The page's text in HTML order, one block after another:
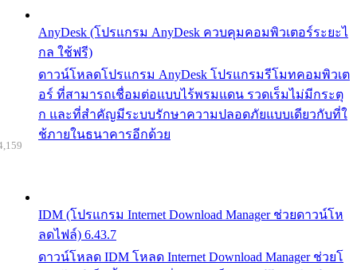
AnyDesk (โปรแกรม AnyDesk ควบคุมคอมพิวเตอร์ระยะไ
กล ใช้ฟรี)
ดาวน์โหลดโปรแกรม AnyDesk โปรแกรมรีโมทคอมพิวเต
อร์ ที่สามารถเชื่อมต่อแบบไร้พรมแดน รวดเร็มไม่มีกระตุ
ก และที่สำคัญมีระบบรักษาความปลอดภัยแบบเดียวกับที่ใ
ช้ภายในธนาคารอีกด้วย
IDM (โปรแกรม Internet Download Manager ช่วยดาวน์โห
ลดไฟล์) 6.43.7
ดาวน์โหลด IDM โหลด Internet Download Manager ช่วยโ